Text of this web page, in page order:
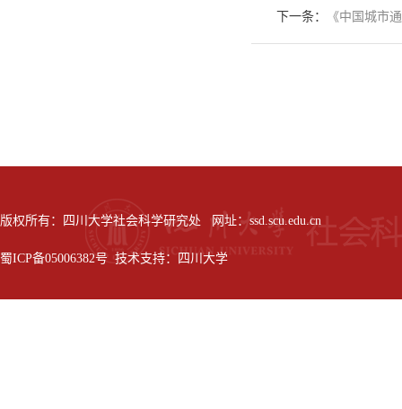
下一条： 《中国城市
版权所有：四川大学社会科学研究处 网址：ssd.scu.edu.cn
蜀ICP备05006382号 技术支持：四川大学